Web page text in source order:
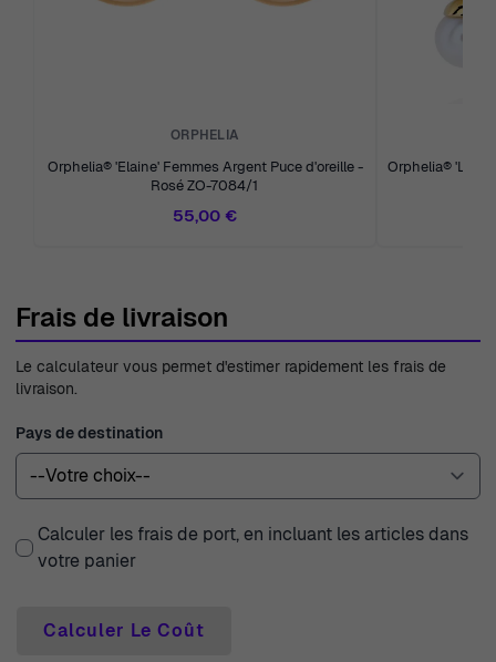
ORPHELIA
Orphelia® 'Elaine' Femmes Argent Puce d'oreille -
Rosé ZO-7084/1
55,00 €
Orphelia®
Frais de livraison
Le calculateur vous permet d'estimer rapidement les frais de
livraison.
Pays de destination
Calculer les frais de port, en incluant les articles dans
votre panier
Calculer Le Coût